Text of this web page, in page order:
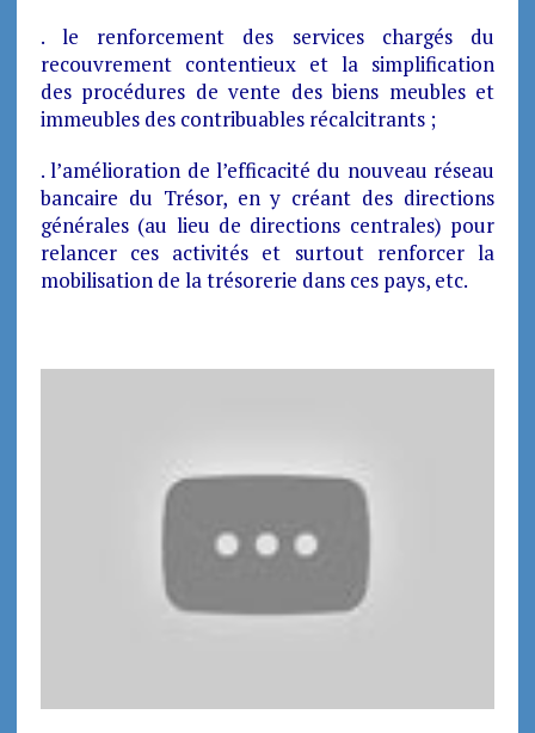
. le renforcement des services chargés du
recouvrement contentieux et la simplification
des procédures de vente des biens meubles et
immeubles des contribuables récalcitrants ;
. l’amélioration de l’efficacité du nouveau réseau
bancaire du Trésor, en y créant des directions
générales (au lieu de directions centrales) pour
relancer ces activités et surtout renforcer la
mobilisation de la trésorerie dans ces pays, etc.